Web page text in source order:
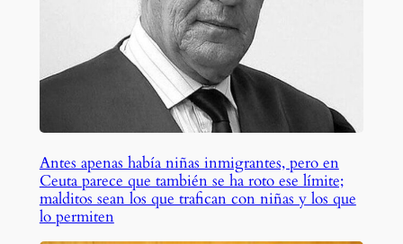
Antes apenas había niñas inmigrantes, pero en
Ceuta parece que también se ha roto ese límite;
malditos sean los que trafican con niñas y los que
lo permiten